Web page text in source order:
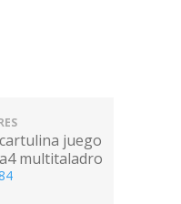
juego
multitaladro